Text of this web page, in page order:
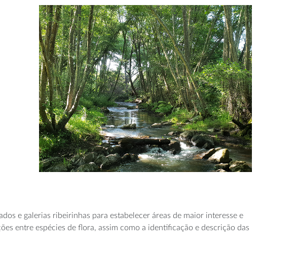
e galerias ribeirinhas para estabelecer áreas de maior interesse e
entre espécies de flora, assim como a identificação e descrição das